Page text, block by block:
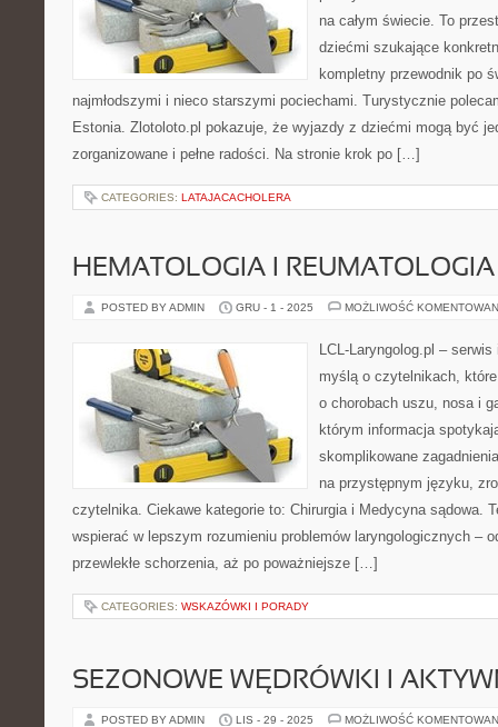
na całym świecie. To
dziećmi szukające
kompletny przewodnik po
najmłodszymi i nieco starszymi pociechami. Turystycznie
Estonia. Zlotoloto.pl pokazuje, że wyjazdy z dziećmi mogą być
zorganizowane i pełne radości. Na stronie krok po […]
CATEGORIES: LATAJACACHOLERA
HEMATOLOGIA I REUMATOLOGIA
POSTED BY ADMIN GRU - 1 - 2025 MOŻLIWOŚĆ
LCL-Laryngolog.pl –
myślą o czytelnikach,
o chorobach uszu, nosa i
którym informacja
skomplikowane
na przystępnym języku,
czytelnika. Ciekawe kategorie to: Chirurgia i Medycyna sądowa.
wspierać w lepszym rozumieniu problemów laryngologicznych –
przewlekłe schorzenia, aż po poważniejsze […]
CATEGORIES: WSKAZÓWKI I PORADY
SEZONOWE WĘDRÓWKI I
POSTED BY ADMIN LIS - 29 - 2025 MOŻLIWOŚĆ